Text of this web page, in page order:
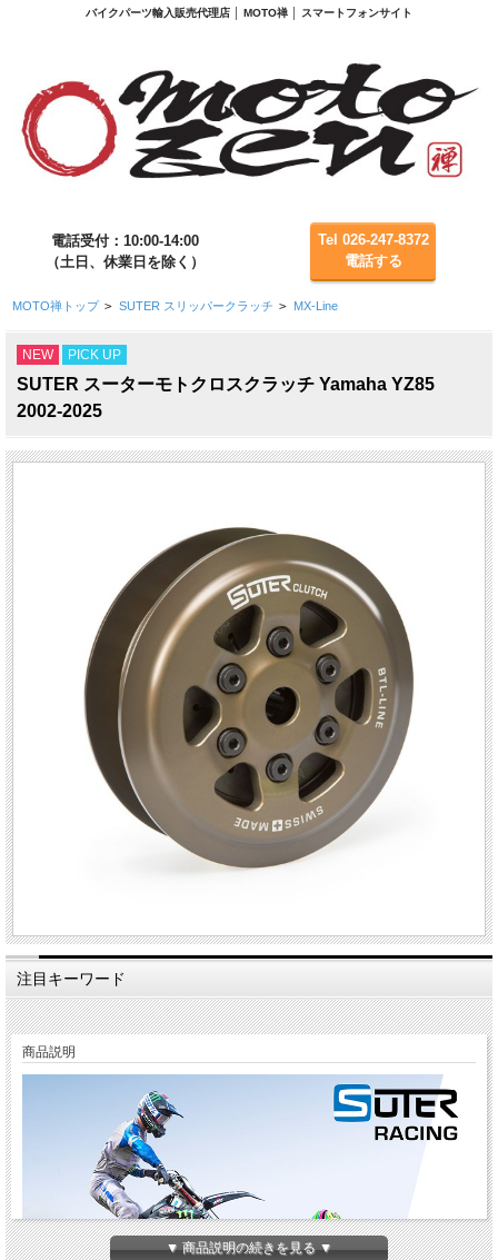
バイクパーツ輸入販売代理店 │ MOTO禅 │ スマートフォンサイト
電話受付：10:00-14:00
（土日、休業日を除く）
Tel 026-247-8372
電話する
MOTO禅トップ > SUTER スリッパークラッチ > MX-Line
NEW PICK UP
SUTER スーターモトクロスクラッチ Yamaha YZ85
2002-2025
注目キーワード
商品説明
▼ 商品説明の続きを見る ▼